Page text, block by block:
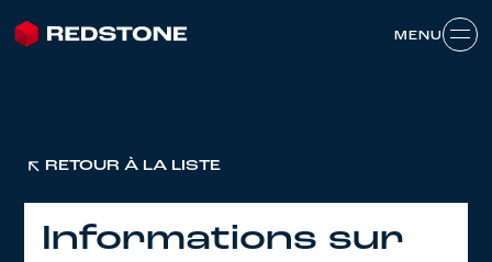
MENU
RETOUR À LA LISTE
Informations sur